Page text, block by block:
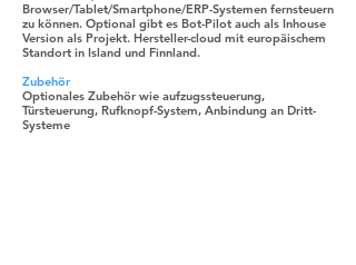
Browser/Tablet/Smartphone/ERP-Systemen fernsteuern
zu können. Optional gibt es Bot-Pilot auch als Inhouse
Version als Projekt. Hersteller-cloud mit europäischem
Standort in Island und Finnland.
Zubehör
Optionales Zubehör wie aufzugssteuerung,
Türsteuerung, Rufknopf-System, Anbindung an Dritt-
Systeme